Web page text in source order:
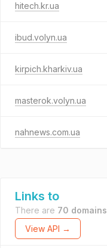
hitech.kr.ua
ibud.volyn.ua
kirpich.kharkiv.ua
masterok.volyn.ua
nahnews.com.ua
Links to
There are 70 domains
View API →